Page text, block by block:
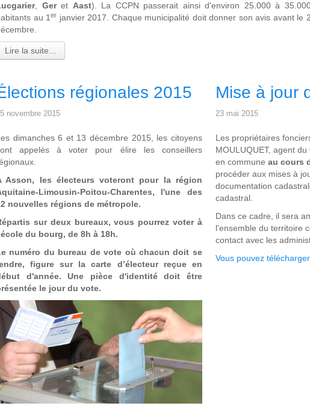
, Geret Aast). La CCPN passerait ainsi d'environ 25.000 à
au 1er janvier 2017. Chaque municipalité doit donner son avis avant le 2
Lire la suite...
régionales 2015
novembre 2015
dimanches 6 et 13 décembre 2015, les citoyens
appelés à voter pour élire les conseillers
Asson, les électeurs voteront pour la région
Limousin-Poitou-Charentes, l'une des
nouvelles régions de métropole.
sur deux bureaux, vous pourrez voter à
du bourg, de 8h à 18h.
numéro du bureau de vote où chacun doit se
figure sur la carte d’électeur reçue en
d'année. Une pièce d'identité doit être
le jour du vote.
Mise à jour
23 mai 2015
Les propriétaires
MOULUQUET, agent
en communeau cours
procéder aux mises à
documentation
cadastral.
Dans ce cadre, il sera
l'ensemble du territoire
contact avec les
Vous pouvez